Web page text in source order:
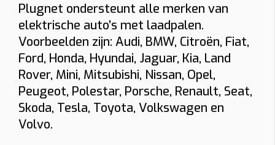
Plugnet ondersteunt alle merken van
elektrische auto’s met laadpalen.
Voorbeelden zijn: Audi, BMW, Citroën, Fiat,
Ford, Honda, Hyundai, Jaguar, Kia, Land
Rover, Mini, Mitsubishi, Nissan, Opel,
Peugeot, Polestar, Porsche, Renault, Seat,
Skoda, Tesla, Toyota, Volkswagen en
Volvo.
Naam
E-mail
Telefoon